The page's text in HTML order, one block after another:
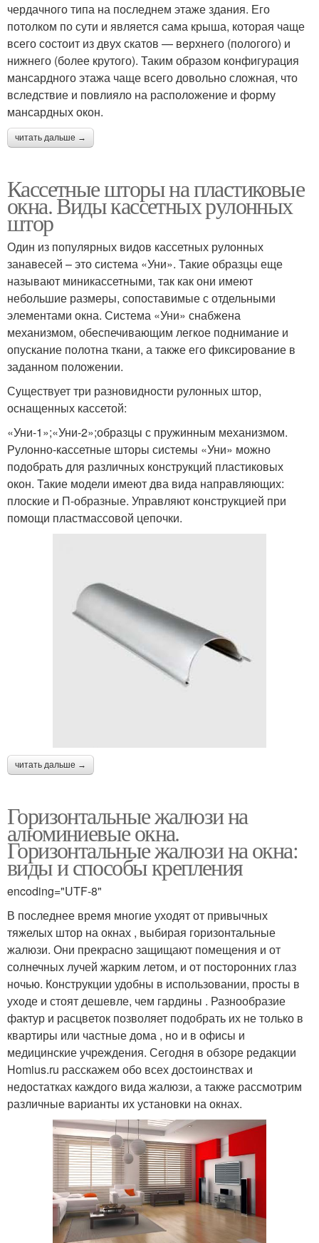
чердачного типа на последнем этаже здания. Его
потолком по сути и является сама крыша, которая чаще
всего состоит из двух скатов — верхнего (пологого) и
нижнего (более крутого). Таким образом конфигурация
мансардного этажа чаще всего довольно сложная, что
вследствие и повлияло на расположение и форму
мансардных окон.
читать дальше →
Кассетные шторы на пластиковые
окна. Виды кассетных рулонных
штор
Один из популярных видов кассетных рулонных
занавесей – это система «Уни». Такие образцы еще
называют миникассетными, так как они имеют
небольшие размеры, сопоставимые с отдельными
элементами окна. Система «Уни» снабжена
механизмом, обеспечивающим легкое поднимание и
опускание полотна ткани, а также его фиксирование в
заданном положении.
Существует три разновидности рулонных штор,
оснащенных кассетой:
«Уни-1»;«Уни-2»;образцы с пружинным механизмом.
Рулонно-кассетные шторы системы «Уни» можно
подобрать для различных конструкций пластиковых
окон. Такие модели имеют два вида направляющих:
плоские и П-образные. Управляют конструкцией при
помощи пластмассовой цепочки.
читать дальше →
Горизонтальные жалюзи на
алюминиевые окна.
Горизонтальные жалюзи на окна:
виды и способы крепления
encoding="UTF-8"
В последнее время многие уходят от привычных
тяжелых штор на окнах , выбирая горизонтальные
жалюзи. Они прекрасно защищают помещения и от
солнечных лучей жарким летом, и от посторонних глаз
ночью. Конструкции удобны в использовании, просты в
уходе и стоят дешевле, чем гардины . Разнообразие
фактур и расцветок позволяет подобрать их не только в
квартиры или частные дома , но и в офисы и
медицинские учреждения. Сегодня в обзоре редакции
Homius.ru расскажем обо всех достоинствах и
недостатках каждого вида жалюзи, а также рассмотрим
различные варианты их установки на окнах.